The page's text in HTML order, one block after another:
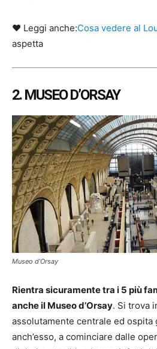
♥ Leggi anche:Cosa vedere al
aspetta
2. MUSEO D’ORSAY
Museo d’Orsay
Rientra sicuramente tra i 5 più
anche il Museo d’Orsay. Si trova
assolutamente centrale ed ospita
anch’esso, a cominciare dalle